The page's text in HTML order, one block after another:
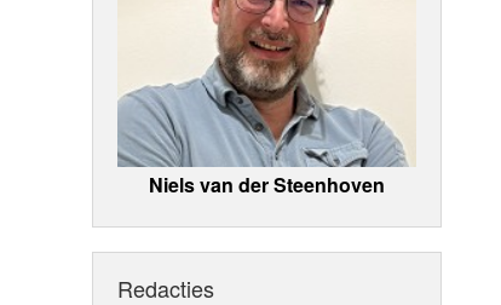
Niels van der Steenhoven
Redacties